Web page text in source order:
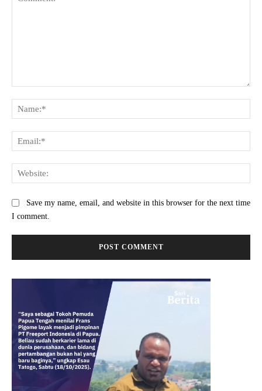
Save my name, email, and website in this browser for the next time
I comment.